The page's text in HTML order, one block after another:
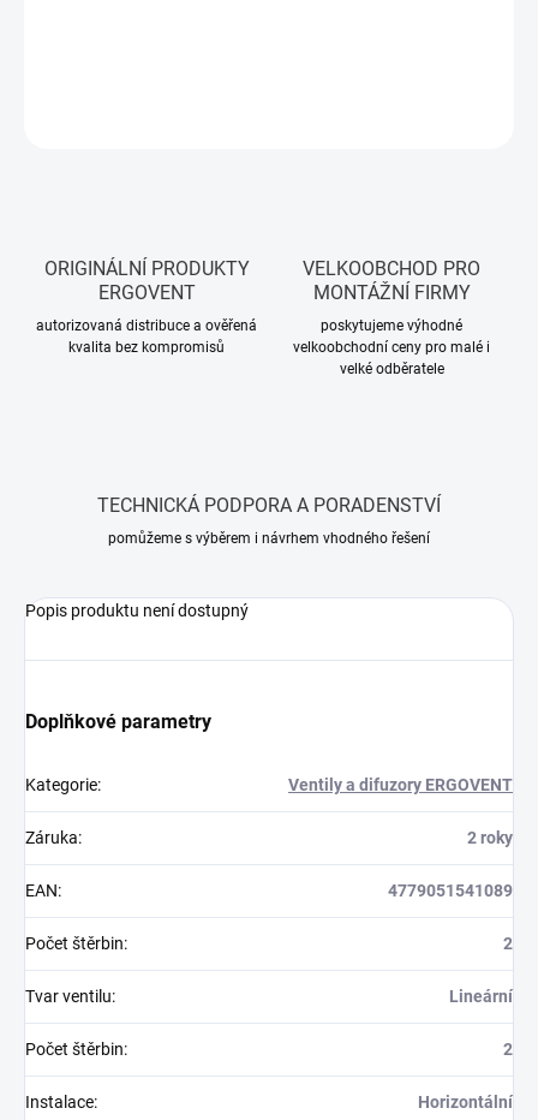
ORIGINÁLNÍ PRODUKTY
ERGOVENT
autorizovaná distribuce a ověřená
kvalita bez kompromisů
VELKOOBCHOD PRO
MONTÁŽNÍ FIRMY
poskytujeme výhodné
velkoobchodní ceny pro malé i
velké odběratele
TECHNICKÁ PODPORA A PORADENSTVÍ
pomůžeme s výběrem i návrhem vhodného řešení
Popis produktu není dostupný
Doplňkové parametry
Kategorie: Ventily a difuzory ERGOVENT
Záruka: 2 roky
EAN: 4779051541089
Počet štěrbin: 2
Tvar ventilu: Lineární
Počet štěrbin: 2
Instalace: Horizontální